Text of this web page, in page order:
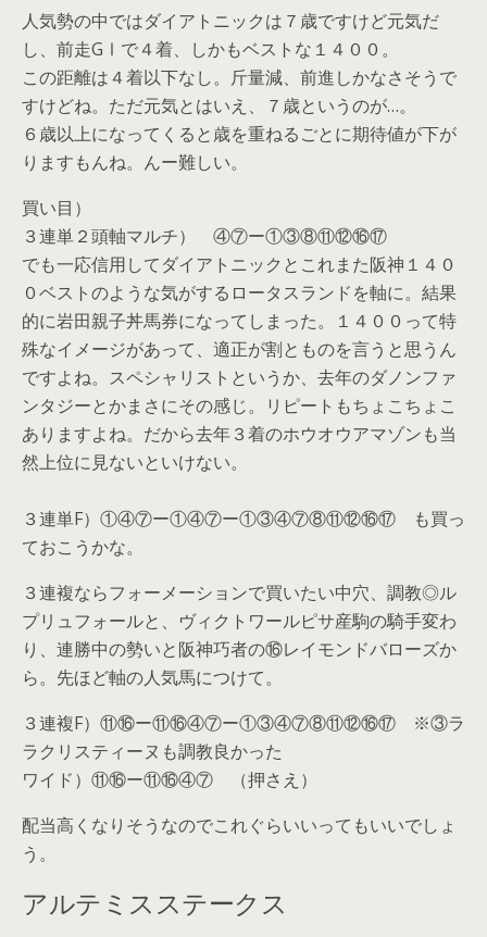
人気勢の中ではダイアトニックは７歳ですけど元気だ
し、前走GⅠで４着、しかもベストな１４００。
この距離は４着以下なし。斤量減、前進しかなさそうで
すけどね。ただ元気とはいえ、７歳というのが…。
６歳以上になってくると歳を重ねるごとに期待値が下が
りますもんね。んー難しい。
買い目）
３連単２頭軸マルチ） ④⑦ー①③⑧⑪⑫⑯⑰
でも一応信用してダイアトニックとこれまた阪神１４０
０ベストのような気がするロータスランドを軸に。結果
的に岩田親子丼馬券になってしまった。１４００って特
殊なイメージがあって、適正が割とものを言うと思うん
ですよね。スペシャリストというか、去年のダノンファ
ンタジーとかまさにその感じ。リピートもちょこちょこ
ありますよね。だから去年３着のホウオウアマゾンも当
然上位に見ないといけない。
３連単F）①④⑦ー①④⑦ー①③④⑦⑧⑪⑫⑯⑰ も買っ
ておこうかな。
３連複ならフォーメーションで買いたい中穴、調教◎ル
プリュフォールと、ヴィクトワールピサ産駒の騎手変わ
り、連勝中の勢いと阪神巧者の⑯レイモンドバローズか
ら。先ほど軸の人気馬につけて。
３連複F）⑪⑯ー⑪⑯④⑦ー①③④⑦⑧⑪⑫⑯⑰ ※③ラ
ラクリスティーヌも調教良かった
ワイド）⑪⑯ー⑪⑯④⑦ （押さえ）
配当高くなりそうなのでこれぐらいいってもいいでしょ
う。
アルテミスステークス